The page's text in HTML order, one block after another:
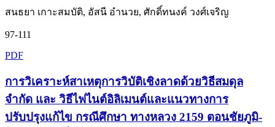
สนธยา เกาะสมบัติ, อัสนี อำนวย, ศักดิ์ทนงค์ วงศ์เจริญ
97-111
PDF
การวิเคราะห์สาเหตุการวิบัติเชิงลาดด้วยวิธีสมดุล
จำกัด และ วิธีไฟไนต์อิลิเมนต์และแนวทางการ
ปรับปรุงแก้ไข กรณีศึกษา ทางหลวง 2159 ตอนชัยภูมิ-